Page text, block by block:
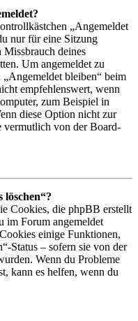
„Angemeldet
nur für eine Sitzung
Missbrauch deines
Um angemeldet zu
bleiben“ beim
empfehlenswert, wenn
zum Beispiel in
diese Option nicht zur
vermutlich von der Board-
Cookies, die phpBB erstellt
im Forum angemeldet
einige Funktionen,
Status – sofern sie von der
Wenn du Probleme
kann es helfen, wenn du